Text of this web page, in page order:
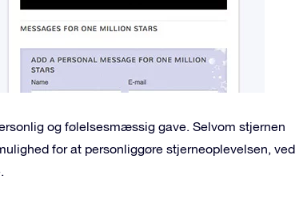
og følelsesmæssig gave. Selvom stjernen
for at personliggøre stjerneoplevelsen, ved